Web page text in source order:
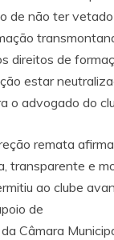
de não ter
direitos de
estar
o advogado do
remata
transparente e
ao clube
de
Câmara